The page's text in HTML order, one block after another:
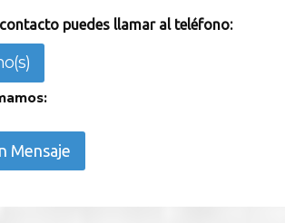
puedes llamar al teléfono:
Mensaje